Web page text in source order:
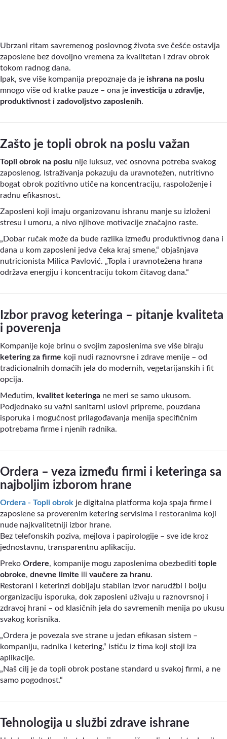
Ubrzani ritam savremenog poslovnog života sve češće ostavlja
zaposlene bez dovoljno vremena za kvalitetan i zdrav obrok
tokom radnog dana.
Ipak, sve više kompanija prepoznaje da je ishrana na poslu
mnogo više od kratke pauze – ona je investicija u zdravlje,
produktivnost i zadovoljstvo zaposlenih.
Zašto je topli obrok na poslu važan
Topli obrok na poslu nije luksuz, već osnovna potreba svakog
zaposlenog. Istraživanja pokazuju da uravnotežen, nutritivno
bogat obrok pozitivno utiče na koncentraciju, raspoloženje i
radnu efikasnost.
Zaposleni koji imaju organizovanu ishranu manje su izloženi
stresu i umoru, a nivo njihove motivacije značajno raste.
„Dobar ručak može da bude razlika između produktivnog dana i
dana u kom zaposleni jedva čeka kraj smene,“ objašnjava
nutricionista Milica Pavlović. „Topla i uravnotežena hrana
održava energiju i koncentraciju tokom čitavog dana.“
Izbor pravog keteringa – pitanje kvaliteta
i poverenja
Kompanije koje brinu o svojim zaposlenima sve više biraju
ketering za firme koji nudi raznovrsne i zdrave menije – od
tradicionalnih domaćih jela do modernih, vegetarijanskih i fit
opcija.
Međutim, kvalitet keteringa ne meri se samo ukusom.
Podjednako su važni sanitarni uslovi pripreme, pouzdana
isporuka i mogućnost prilagođavanja menija specifičnim
potrebama firme i njenih radnika.
Ordera – veza između firmi i keteringa sa
najboljim izborom hrane
Ordera - Topli obrok je digitalna platforma koja spaja firme i
zaposlene sa proverenim ketering servisima i restoranima koji
nude najkvalitetniji izbor hrane.
Bez telefonskih poziva, mejlova i papirologije – sve ide kroz
jednostavnu, transparentnu aplikaciju.
Preko Ordere, kompanije mogu zaposlenima obezbediti tople
obroke, dnevne limite ili vaučere za hranu.
Restorani i keterinzi dobijaju stabilan izvor narudžbi i bolju
organizaciju isporuka, dok zaposleni uživaju u raznovrsnoj i
zdravoj hrani – od klasičnih jela do savremenih menija po ukusu
svakog korisnika.
„Ordera je povezala sve strane u jedan efikasan sistem –
kompaniju, radnika i ketering,“ ističu iz tima koji stoji iza
aplikacije.
„Naš cilj je da topli obrok postane standard u svakoj firmi, a ne
samo pogodnost.“
Tehnologija u službi zdrave ishrane